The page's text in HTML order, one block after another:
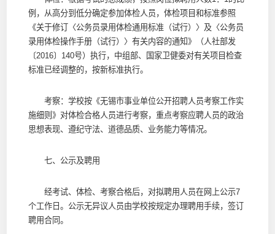
例，从高分到低分确定参加体检人员，体检项目和标准参照
《关于修订〈公务员录用体检通用标准（试行）〉及〈公务员
录用体检操作手册（试行）〉有关内容的通知》（人社部发
〔2016〕140号）执行，中组部、国家卫健委对有关项目检查
标准已经调整的，按新标准执行。
考察：学校按《无锡市事业单位公开招聘人员考察工作实
施细则》对体检合格人员进行考察，重点考察应聘人员的政治
思想表现、遵纪守法、道德品质、业务能力等情况。
七、公示及聘用
经考试、体检、考察合格后，对拟聘用人员在网上公示7
个工作日。公示无异议人员由学校按规定办理聘用手续，签订
聘用合同。